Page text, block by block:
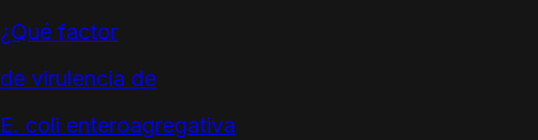
¿Qué factor
de virulencia de
E. coli enteroagregativa